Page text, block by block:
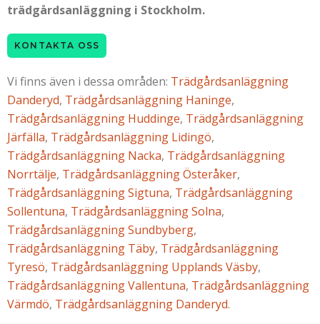
trädgårdsanläggning i Stockholm.
KONTAKTA OSS
Vi finns även i dessa områden: Trädgårdsanläggning
Danderyd, Trädgårdsanläggning Haninge,
Trädgårdsanläggning Huddinge, Trädgårdsanläggning
Järfälla, Trädgårdsanläggning Lidingö,
Trädgårdsanläggning Nacka, Trädgårdsanläggning
Norrtälje, Trädgårdsanläggning Österåker,
Trädgårdsanläggning Sigtuna, Trädgårdsanläggning
Sollentuna, Trädgårdsanläggning Solna,
Trädgårdsanläggning Sundbyberg,
Trädgårdsanläggning Täby, Trädgårdsanläggning
Tyresö, Trädgårdsanläggning Upplands Väsby,
Trädgårdsanläggning Vallentuna, Trädgårdsanläggning
Värmdö, Trädgårdsanläggning Danderyd.